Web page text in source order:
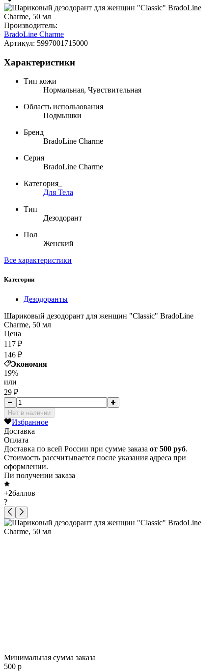
Производитель:
BradoLine Charme
Артикул: 5997001715000
Характеристики
Тип кожи
Нормальная, Чувствительная
Область использования
Подмышки
Бренд
BradoLine Charme
Серия
BradoLine Charme
Категория_
Для Тела
Тип
Дезодорант
Пол
Женский
Все характеристики
Категории
Дезодоранты
Шариковый дезодорант для женщин "Classic" BradoLine
Charme, 50 мл
Цена
117 ₽
146 ₽
Экономия
19%
или
29 ₽
Нет в наличии
Избранное
Доставка
Оплата
Доставка по всей России при сумме заказа от 500 руб.
Стоимость рассчитывается после указания адреса при
оформлении.
Пи получении заказа
+2баллов
?
Минимальная сумма заказа
500 р